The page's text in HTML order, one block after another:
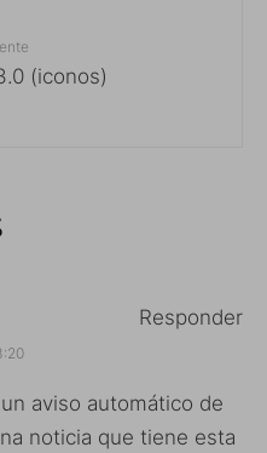
(iconos)
aviso automático de
noticia que tiene esta
Responder